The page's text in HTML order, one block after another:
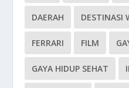
DAERAH DESTINASI
FERRARI FILM
GAYA HIDUP SEHAT